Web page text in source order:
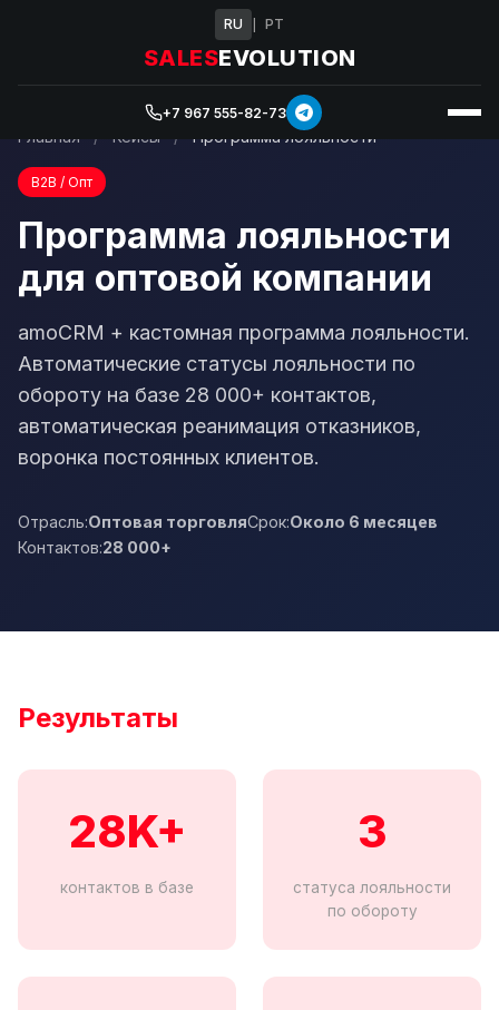
SALESEVOLUTION
+7 967 555-82-73
RU PT
Главная / Кейсы / Программа лояльности
B2B / Опт
Программа лояльности
для оптовой компании
amoCRM + кастомная программа лояльности.
Автоматические статусы лояльности по
обороту на базе 28 000+ контактов,
автоматическая реанимация отказников,
воронка постоянных клиентов.
Отрасль:Оптовая торговляСрок:Около 6 месяцев
Контактов:28 000+
Результаты
28K+
контактов в базе
3
статуса лояльности
по обороту